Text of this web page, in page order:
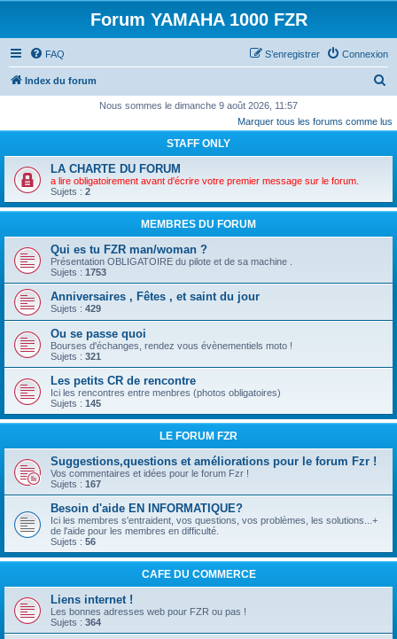
Forum YAMAHA 1000 FZR
FAQ Connexion
S’enregistrer
Index du forum
c
c
Nous sommes le dimanche 9 août 2026, 11:57
Marquer tous les forums comme lus
STAFF ONLY
LA CHARTE DU FORUM
a lire obligatoirement avant d'écrire votre premier message sur le forum.
Sujets : 2
MEMBRES DU FORUM
Qui es tu FZR man/woman ?
Présentation OBLIGATOIRE du pilote et de sa machine .
Sujets : 1753
Anniversaires , Fêtes , et saint du jour
Sujets : 429
Ou se passe quoi
Bourses d'échanges, rendez vous évènementiels moto !
Sujets : 321
Les petits CR de rencontre
Ici les rencontres entre menbres (photos obligatoires)
Sujets : 145
LE FORUM FZR
Suggestions,questions et améliorations pour le forum Fzr !
Vos commentaires et idées pour le forum Fzr !
Sujets : 167
Besoin d'aide EN INFORMATIQUE?
Ici les membres s'entraident, vos questions, vos problèmes, les solutions...+
de l'aide pour les membres en difficulté.
Sujets : 56
CAFE DU COMMERCE
Liens internet !
Les bonnes adresses web pour FZR ou pas !
Sujets : 364